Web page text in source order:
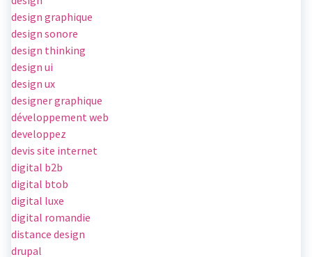
design graphique
design sonore
design thinking
design ui
design ux
designer graphique
développement web
developpez
devis site internet
digital b2b
digital btob
digital luxe
digital romandie
distance design
drupal